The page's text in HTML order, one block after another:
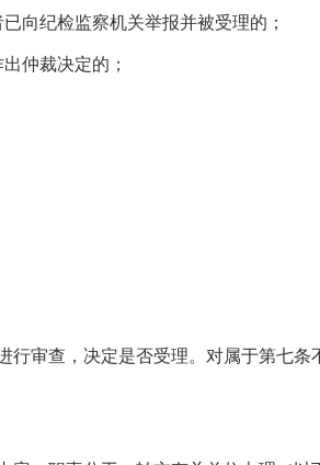
向纪检监察机关举报并被受理的；
仲裁决定的；
审查，决定是否受理。对属于第七条